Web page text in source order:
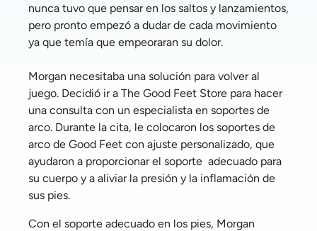
nunca tuvo que pensar en los saltos y lanzamientos,
pero pronto empezó a dudar de cada movimiento
ya que temía que empeoraran su dolor.
Morgan necesitaba una solución para volver al
juego. Decidió ir a The Good Feet Store para hacer
una consulta con un especialista en soportes de
arco. Durante la cita, le colocaron los soportes de
arco de Good Feet con ajuste personalizado, que
ayudaron a proporcionar el soporte  adecuado para
su cuerpo y a aliviar la presión y la inflamación de
sus pies.
Con el soporte adecuado en los pies, Morgan